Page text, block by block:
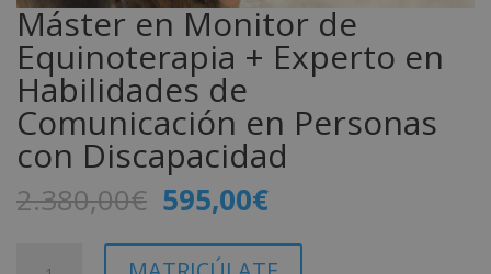
Máster en Monitor de
Equinoterapia + Experto en
Habilidades de
Comunicación en Personas
con Discapacidad
2.380,00€ El
precio
original
595,00€El
actual